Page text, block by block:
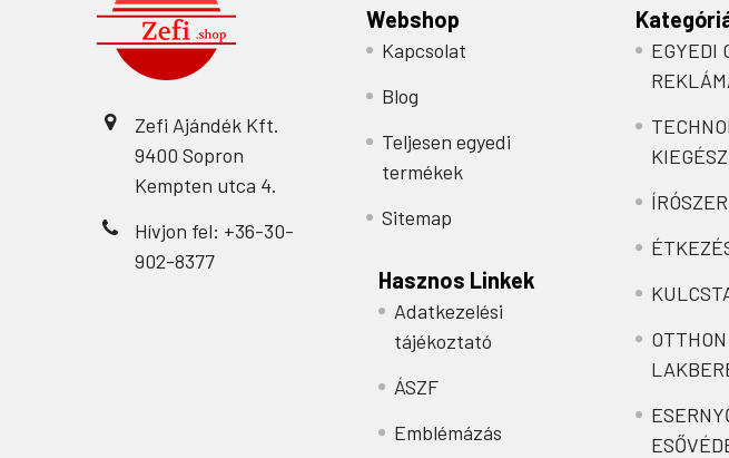
Zefi Ajándék Kft.
9400 Sopron
Kempten utca 4.
Hívjon fel: +36-30-
902-8377
Webshop
Kapcsolat
Blog
Teljesen egyedi
termékek
Sitemap
Hasznos Linkek
Adatkezelési
tájékoztató
ÁSZF
Emblémázás
EGYEDI